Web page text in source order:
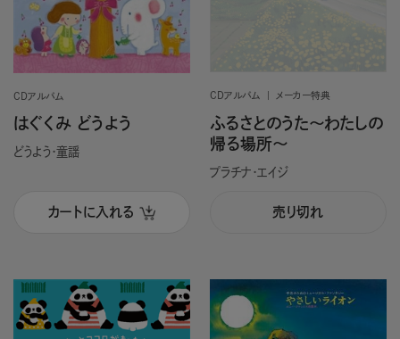
CDアルバム
はぐくみ どうよう
どうよう・童謡
カートに入れる
CDアルバム メーカー特典
ふるさとのうた～わたしの
帰る場所～
プラチナ・エイジ
売り切れ